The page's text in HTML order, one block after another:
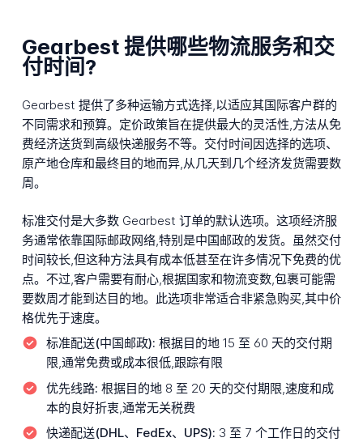
Gearbest 提供哪些物流服务和交
付时间?
Gearbest 提供了多种运输方式选择,以适应其国际客户群的
不同需求和预算。定价政策旨在提供最大的灵活性,方法从免
费经济送货到高级快递服务不等。交付时间因选择的选项、
原产地仓库和最终目的地而异,从几天到几个经济发货需要数
周。
标准交付是大多数 Gearbest 订单的默认选项。这项经济服
务通常依靠国际邮政网络,特别是中国邮政的发货。虽然交付
时间较长,但这种方法具有成本低甚至在许多情况下免费的优
点。不过,客户需要有耐心,根据国家和物流变数,包裹可能需
要数周才能到达目的地。此选项非常适合非紧急购买,其中价
格优先于速度。
标准配送(中国邮政): 根据目的地 15 至 60 天的交付期
限,通常免费或成本很低,跟踪有限
优先线路: 根据目的地 8 至 20 天的交付期限,速度和成
本的良好折衷,通常无关税费
快递配送(DHL、FedEx、UPS): 3 至 7 个工作日的交付